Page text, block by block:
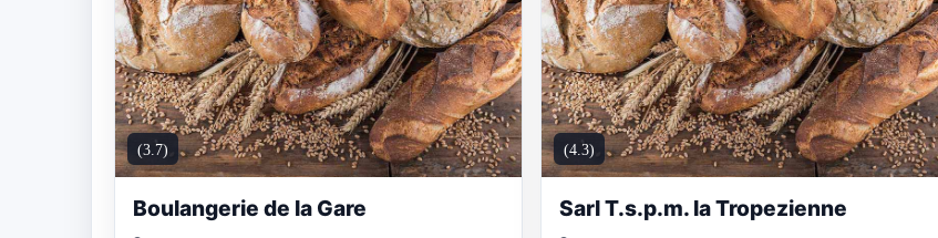
(3.7)
Boulangerie de la Gare
(4.3)
Sarl T.s.p.m. la Tropezienne